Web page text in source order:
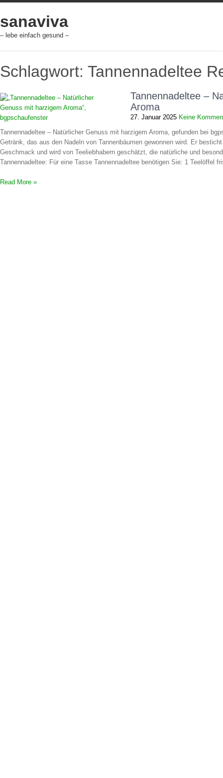
Skip
content
sanaviva
– lebe einfach gesund –
Schlagwort: Tannennadeltee
Tannennadeltee –
Aroma
27. Januar 2025 Keine
Tannennadeltee – Natürlicher Genuss mit harzigem Aroma, gefunden bei
Getränk, das aus den Nadeln von Tannenbäumen gewonnen wird. Er
Geschmack und wird von Teeliebhabern geschätzt, die natürliche und
Tannennadeltee: Für eine Tasse Tannennadeltee benötigen Sie: 1 Teelöffel
Read More »